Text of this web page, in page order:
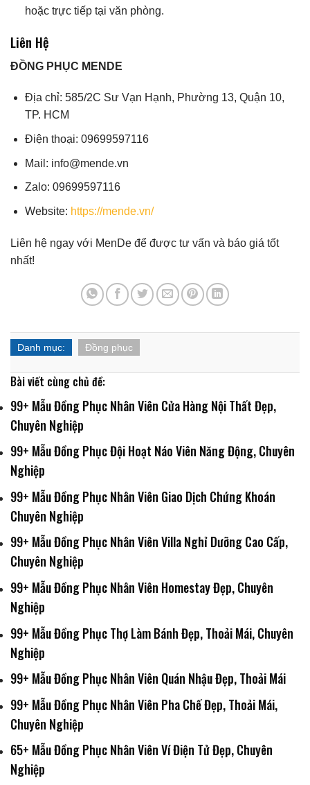
hoặc trực tiếp tại văn phòng.
Liên Hệ
ĐỒNG PHỤC MENDE
Địa chỉ: 585/2C Sư Vạn Hạnh, Phường 13, Quận 10,
TP. HCM
Điện thoại: 09699597116
Mail: info@mende.vn
Zalo: 09699597116
Website: https://mende.vn/
Liên hệ ngay với MenDe để được tư vấn và báo giá tốt
nhất!
Danh mục: Đồng phục
Bài viết cùng chủ đề:
99+ Mẫu Đồng Phục Nhân Viên Cửa Hàng Nội Thất Đẹp,
Chuyên Nghiệp
99+ Mẫu Đồng Phục Đội Hoạt Náo Viên Năng Động, Chuyên
Nghiệp
99+ Mẫu Đồng Phục Nhân Viên Giao Dịch Chứng Khoán
Chuyên Nghiệp
99+ Mẫu Đồng Phục Nhân Viên Villa Nghỉ Dưỡng Cao Cấp,
Chuyên Nghiệp
99+ Mẫu Đồng Phục Nhân Viên Homestay Đẹp, Chuyên
Nghiệp
99+ Mẫu Đồng Phục Thợ Làm Bánh Đẹp, Thoải Mái, Chuyên
Nghiệp
99+ Mẫu Đồng Phục Nhân Viên Quán Nhậu Đẹp, Thoải Mái
99+ Mẫu Đồng Phục Nhân Viên Pha Chế Đẹp, Thoải Mái,
Chuyên Nghiệp
65+ Mẫu Đồng Phục Nhân Viên Ví Điện Tử Đẹp, Chuyên
Nghiệp